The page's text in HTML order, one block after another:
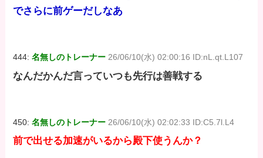
でさらに前ゲーだしなあ
444:名無しのトレーナー 26/06/10(水) 02:00:16 ID:nL.qt.L107
なんだかんだ言っていつも先行は善戦する
450:名無しのトレーナー 26/06/10(水) 02:02:33 ID:C5.7l.L4
前で出せる加速がいるから殿下使うんか？